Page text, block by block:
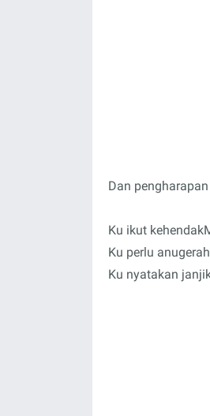
Dan pengharapan
Ku ikut
Ku perlu
Ku nyatakan